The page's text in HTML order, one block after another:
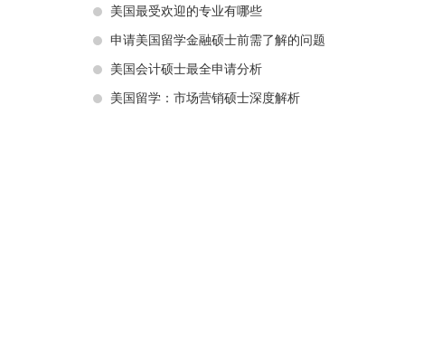
美国最受欢迎的专业有哪些
申请美国留学金融硕士前需了解的问题
美国会计硕士最全申请分析
美国留学：市场营销硕士深度解析